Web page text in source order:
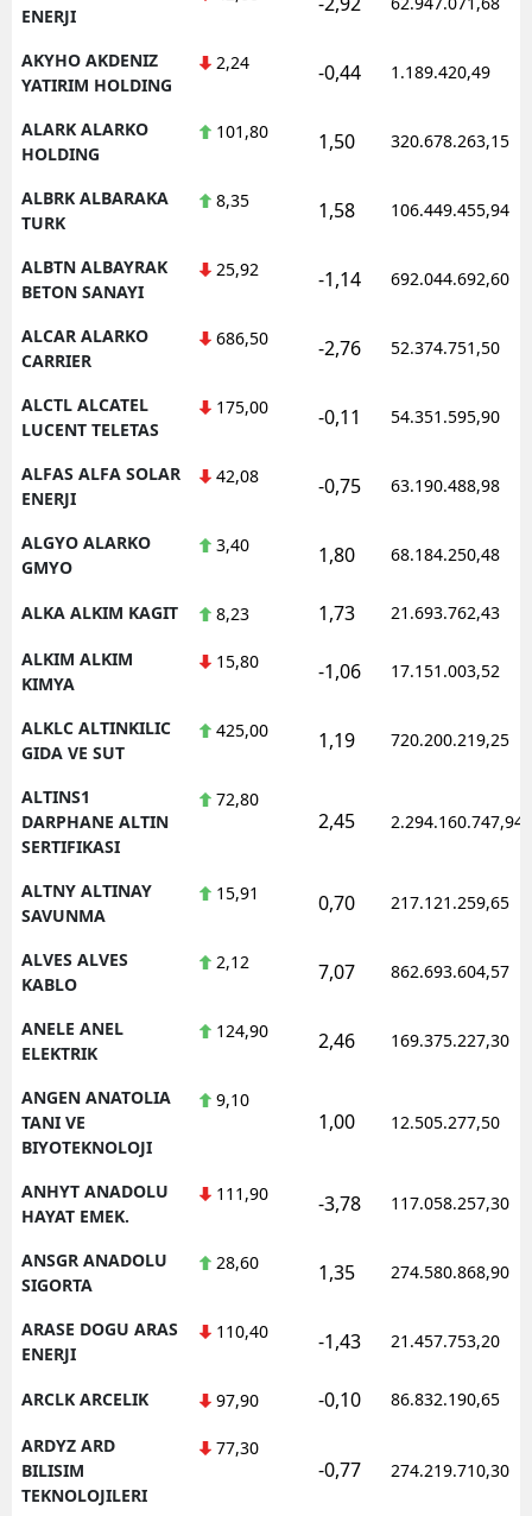
ENERJI
AKYHO AKDENIZ
YATIRIM HOLDING
2,24 -0,44 1.189.420,49
ALARK ALARKO
HOLDING
101,80 1,50 320.678.263,15
ALBRK ALBARAKA
TURK
8,35 1,58 106.449.455,94
ALBTN ALBAYRAK
BETON SANAYI
25,92 -1,14 692.044.692,60
ALCAR ALARKO
CARRIER
686,50 -2,76 52.374.751,50
ALCTL ALCATEL
LUCENT TELETAS
175,00 -0,11 54.351.595,90
ALFAS ALFA SOLAR
ENERJI
42,08 -0,75 63.190.488,98
ALGYO ALARKO
GMYO
3,40 1,80 68.184.250,48
ALKA ALKIM KAGIT 8,23 1,73 21.693.762,43
ALKIM ALKIM
KIMYA
15,80 -1,06 17.151.003,52
ALKLC ALTINKILIC
GIDA VE SUT
425,00 1,19 720.200.219,25
ALTINS1
DARPHANE ALTIN
SERTIFIKASI
72,80
2,45 2.294.160.747,94
ALTNY ALTINAY
SAVUNMA
15,91 0,70 217.121.259,65
ALVES ALVES
KABLO
2,12 7,07 862.693.604,57
ANELE ANEL
ELEKTRIK
124,90 2,46 169.375.227,30
ANGEN ANATOLIA
TANI VE
BIYOTEKNOLOJI
9,10
1,00 12.505.277,50
ANHYT ANADOLU
HAYAT EMEK.
111,90 -3,78 117.058.257,30
ANSGR ANADOLU
SIGORTA
28,60 1,35 274.580.868,90
ARASE DOGU ARAS
ENERJI
110,40 -1,43 21.457.753,20
ARCLK ARCELIK 97,90 -0,10 86.832.190,65
ARDYZ ARD
BILISIM
TEKNOLOJILERI
77,30
-0,77 274.219.710,30